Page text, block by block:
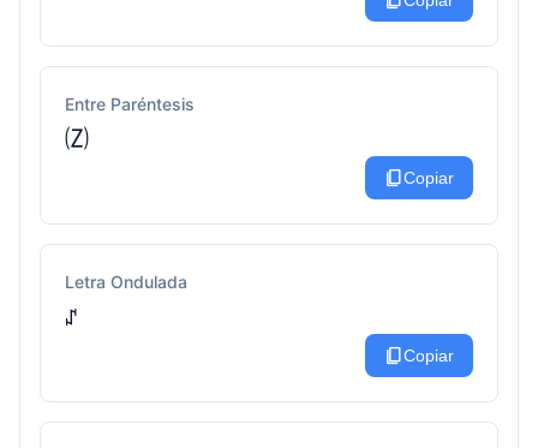
Entre Paréntesis
🄩
content_copyCopiar
Letra Ondulada
ꁴ
content_copyCopiar